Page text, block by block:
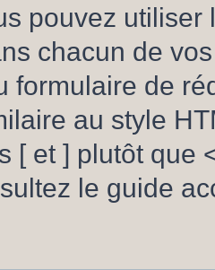
pouvez
chacun de
formulaire de
au style
[ et ] plutôt que
le guide